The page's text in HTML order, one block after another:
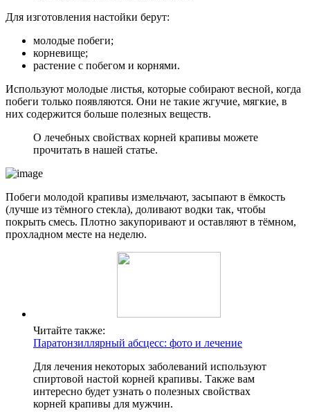
Для изготовления настойки берут:
молодые побеги;
корневище;
растение с побегом и корнями.
Используют молодые листья, которые собирают весной, когда
побеги только появляются. Они не такие жгучие, мягкие, в
них содержится больше полезных веществ.
О лечебных свойствах корней крапивы можете
прочитать в нашей статье.
Побеги молодой крапивы измельчают, засыпают в ёмкость
(лучше из тёмного стекла), доливают водки так, чтобы
покрыть смесь. Плотно закупоривают и оставляют в тёмном,
прохладном месте на неделю.
Читайте также:
Паратонзиллярный абсцесс: фото и лечение
Для лечения некоторых заболеваний используют
спиртовой настой корней крапивы. Также вам
интересно будет узнать о полезных свойствах
корней крапивы для мужчин.